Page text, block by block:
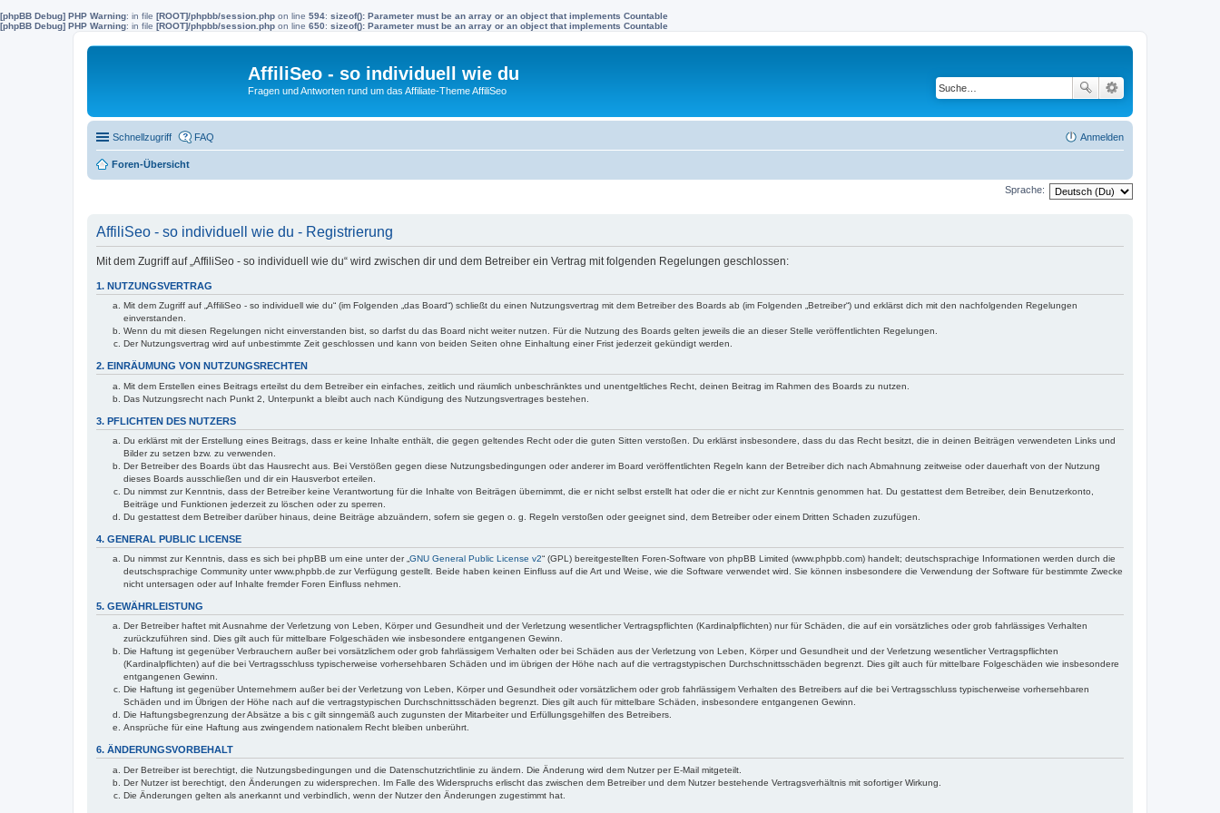
[phpBB Debug] PHP Warning: in file [ROOT]/phpbb/session.php on line 594: sizeof(): Parameter must be an array or an object that implements Countable
[phpBB Debug] PHP Warning: in file [ROOT]/phpbb/session.php on line 650: sizeof(): Parameter must be an array or an object that implements Countable
AffiliSeo - so individuell wie du
Fragen und Antworten rund um das Affiliate-Theme AffiliSeo
Schnellzugriff FAQ Anmelden
Foren-Übersicht
Sprache:
AffiliSeo - so individuell wie du - Registrierung
Mit dem Zugriff auf „AffiliSeo - so individuell wie du“ wird zwischen dir und dem Betreiber ein Vertrag mit folgenden Regelungen geschlossen:
1. NUTZUNGSVERTRAG
Mit dem Zugriff auf „AffiliSeo - so individuell wie du“ (im Folgenden „das Board“) schließt du einen Nutzungsvertrag mit dem Betreiber des Boards ab (im Folgenden „Betreiber“) und erklärst dich mit den nachfolgenden Regelungen
einverstanden.
Wenn du mit diesen Regelungen nicht einverstanden bist, so darfst du das Board nicht weiter nutzen. Für die Nutzung des Boards gelten jeweils die an dieser Stelle veröffentlichten Regelungen.
Der Nutzungsvertrag wird auf unbestimmte Zeit geschlossen und kann von beiden Seiten ohne Einhaltung einer Frist jederzeit gekündigt werden.
2. EINRÄUMUNG VON NUTZUNGSRECHTEN
Mit dem Erstellen eines Beitrags erteilst du dem Betreiber ein einfaches, zeitlich und räumlich unbeschränktes und unentgeltliches Recht, deinen Beitrag im Rahmen des Boards zu nutzen.
Das Nutzungsrecht nach Punkt 2, Unterpunkt a bleibt auch nach Kündigung des Nutzungsvertrages bestehen.
3. PFLICHTEN DES NUTZERS
Du erklärst mit der Erstellung eines Beitrags, dass er keine Inhalte enthält, die gegen geltendes Recht oder die guten Sitten verstoßen. Du erklärst insbesondere, dass du das Recht besitzt, die in deinen Beiträgen verwendeten Links und
Bilder zu setzen bzw. zu verwenden.
Der Betreiber des Boards übt das Hausrecht aus. Bei Verstößen gegen diese Nutzungsbedingungen oder anderer im Board veröffentlichten Regeln kann der Betreiber dich nach Abmahnung zeitweise oder dauerhaft von der Nutzung
dieses Boards ausschließen und dir ein Hausverbot erteilen.
Du nimmst zur Kenntnis, dass der Betreiber keine Verantwortung für die Inhalte von Beiträgen übernimmt, die er nicht selbst erstellt hat oder die er nicht zur Kenntnis genommen hat. Du gestattest dem Betreiber, dein Benutzerkonto,
Beiträge und Funktionen jederzeit zu löschen oder zu sperren.
Du gestattest dem Betreiber darüber hinaus, deine Beiträge abzuändern, sofern sie gegen o. g. Regeln verstoßen oder geeignet sind, dem Betreiber oder einem Dritten Schaden zuzufügen.
4. GENERAL PUBLIC LICENSE
Du nimmst zur Kenntnis, dass es sich bei phpBB um eine unter der „ GNU General Public License v2“ (GPL) bereitgestellten Foren-Software von phpBB Limited (www.phpbb.com) handelt; deutschsprachige Informationen werden durch die
deutschsprachige Community unter www.phpbb.de zur Verfügung gestellt. Beide haben keinen Einfluss auf die Art und Weise, wie die Software verwendet wird. Sie können insbesondere die Verwendung der Software für bestimmte Zwecke
nicht untersagen oder auf Inhalte fremder Foren Einfluss nehmen.
5. GEWÄHRLEISTUNG
Der Betreiber haftet mit Ausnahme der Verletzung von Leben, Körper und Gesundheit und der Verletzung wesentlicher Vertragspflichten (Kardinalpflichten) nur für Schäden, die auf ein vorsätzliches oder grob fahrlässiges Verhalten
zurückzuführen sind. Dies gilt auch für mittelbare Folgeschäden wie insbesondere entgangenen Gewinn.
Die Haftung ist gegenüber Verbrauchern außer bei vorsätzlichem oder grob fahrlässigem Verhalten oder bei Schäden aus der Verletzung von Leben, Körper und Gesundheit und der Verletzung wesentlicher Vertragspflichten
(Kardinalpflichten) auf die bei Vertragsschluss typischerweise vorhersehbaren Schäden und im übrigen der Höhe nach auf die vertragstypischen Durchschnittsschäden begrenzt. Dies gilt auch für mittelbare Folgeschäden wie insbesondere
entgangenen Gewinn.
Die Haftung ist gegenüber Unternehmern außer bei der Verletzung von Leben, Körper und Gesundheit oder vorsätzlichem oder grob fahrlässigem Verhalten des Betreibers auf die bei Vertragsschluss typischerweise vorhersehbaren
Schäden und im Übrigen der Höhe nach auf die vertragstypischen Durchschnittsschäden begrenzt. Dies gilt auch für mittelbare Schäden, insbesondere entgangenen Gewinn.
Die Haftungsbegrenzung der Absätze a bis c gilt sinngemäß auch zugunsten der Mitarbeiter und Erfüllungsgehilfen des Betreibers.
Ansprüche für eine Haftung aus zwingendem nationalem Recht bleiben unberührt.
6. ÄNDERUNGSVORBEHALT
Der Betreiber ist berechtigt, die Nutzungsbedingungen und die Datenschutzrichtlinie zu ändern. Die Änderung wird dem Nutzer per E-Mail mitgeteilt.
Der Nutzer ist berechtigt, den Änderungen zu widersprechen. Im Falle des Widerspruchs erlischt das zwischen dem Betreiber und dem Nutzer bestehende Vertragsverhältnis mit sofortiger Wirkung.
Die Änderungen gelten als anerkannt und verbindlich, wenn der Nutzer den Änderungen zugestimmt hat.